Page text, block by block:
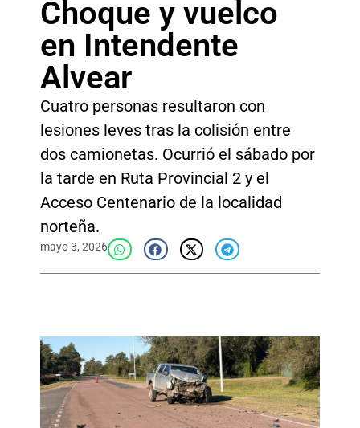
Choque y vuelco
en Intendente
Alvear
Cuatro personas resultaron con
lesiones leves tras la colisión entre
dos camionetas. Ocurrió el sábado por
la tarde en Ruta Provincial 2 y el
Acceso Centenario de la localidad
norteña.
mayo 3, 2026